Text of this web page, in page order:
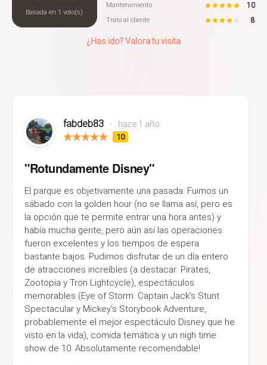
Basada en 1 voto(s)
Mantenimiento 10
Trato al cliente 8
¿Has ido? Valora tu visita
fabdeb83 • hace 1 año
10
"Rotundamente Disney"
El parque es objetivamente una pasada. Fuimos un
sábado con la golden hour (no se llama así, pero es
la opción que te permite entrar una hora antes) y
había mucha gente, pero aún así las operaciones
fueron excelentes y los tiempos de espera
bastante bajos. Pudimos disfrutar de un día entero
de atracciones increíbles (a destacar: Pirates,
Zootopia y Tron Lightcycle), espectáculos
memorables (Eye of Storm: Captain Jack's Stunt
Spectacular y Mickey's Storybook Adventure,
probablemente el mejor espectáculo Disney que he
visto en la vida), comida temática y un nigh time
show de 10. Absolutamente recomendable!